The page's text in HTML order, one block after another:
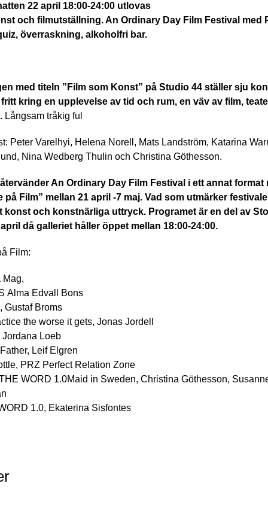
22 april 18:00-24:00 utlovas
och filmutställning. An Ordinary Day Film Festival med
överraskning, alkoholfri bar.
med titeln ”Film som Konst” på Studio 44 ställer sju
kring en upplevelse av tid och rum, en väv av film,
Långsam tråkig ful
Peter Varelhyi, Helena Norell, Mats Landström, Katarina
Nina Wedberg Thulin och Christina Göthesson.
An Ordinary Day Film Festival i ett annat format
på Film” mellan 21 april -7 maj. Vad som utmärker
konst och konstnärliga uttryck. Programet är en del av
då galleriet håller öppet mellan 18:00-24:00.
Film:
Mag,
Alma Edvall Bons
Gustaf Broms
the worse it gets, Jonas Jordell
Loeb
Leif Elgren
PRZ Perfect Relation Zone
WORD 1.0Maid in Sweden, Christina Göthesson,
1.0, Ekaterina Sisfontes